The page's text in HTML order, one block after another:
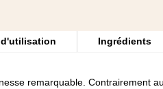
Ingrédients
remarquable. Contrairement